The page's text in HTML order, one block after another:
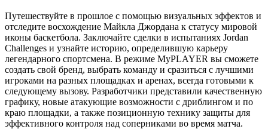
Путешествуйте в прошлое с помощью визуальных эффектов и
отследите восхождение Майкла Джордана к статусу мировой
иконы баскетбола. Заключайте сделки в испытаниях Jordan
Challenges и узнайте историю, определившую карьеру
легендарного спортсмена. В режиме MyPLAYER вы сможете
создать свой бренд, выбрать команду и сразиться с лучшими
игроками на разных площадках и аренах, всегда готовыми к
следующему вызову. Разработчики представили качественную
графику, новые атакующие возможности с дриблингом и по
краю площадки, а также позиционную технику защиты для
эффективного контроля над соперниками во время матча.